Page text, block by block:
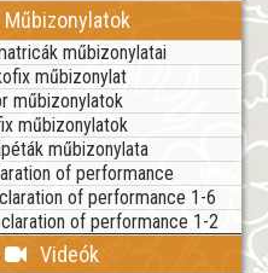
Műbizonylatok
műbizonylatai
műbizonylat
műbizonylatok
műbizonylatok
műbizonylata
of performance
of performance 1-6
of performance 1-2
Videók